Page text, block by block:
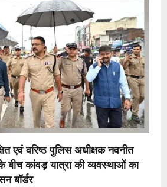
एवं वरिष्ठ पुलिस अधीक्षक नवनीत
के बीच कांवड़ यात्रा की व्यवस्थाओं का
बॉर्डर